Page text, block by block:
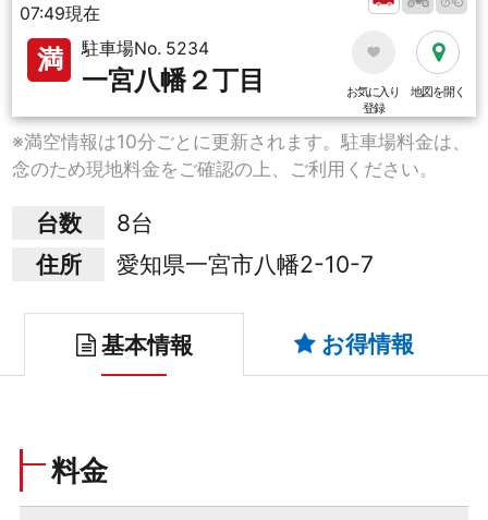
07:49現在
満 駐車場No. 5234
一宮八幡２丁目
お気に入り
登録
地図を開く
※満空情報は10分ごとに更新されます。駐車場料金は、
念のため現地料金をご確認の上、ご利用ください。
台数
8台
住所
愛知県一宮市八幡2-10-7
基本情報 お得情報
料金